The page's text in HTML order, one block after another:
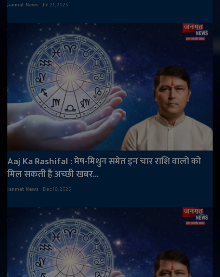
Janmat News Jul 21, 2025
Aaj Ka Rashifal : मेष-मिथुन समेत इन चार राशि वालों को
मिल सकती है अच्छी खबर...
Janmat News Dec 10, 2025